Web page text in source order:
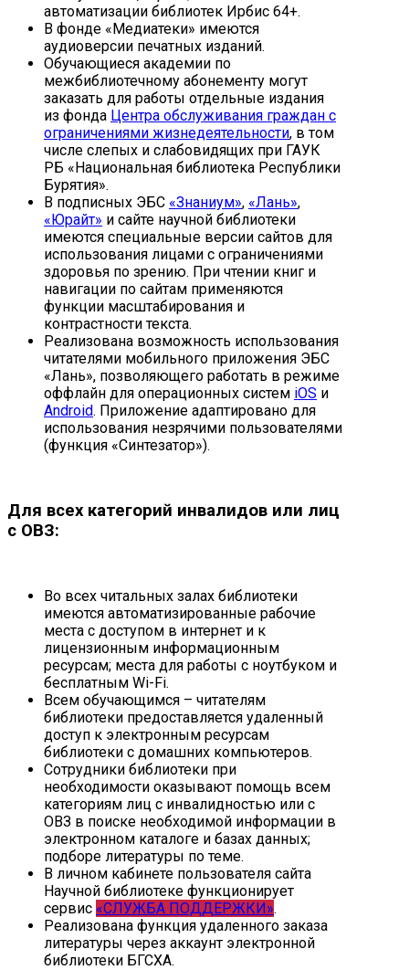
автоматизации библиотек Ирбис 64+.
В фонде «Медиатеки» имеются
аудиоверсии печатных изданий.
Обучающиеся академии по
межбиблиотечному абонементу могут
заказать для работы отдельные издания
из фонда Центра обслуживания граждан с
ограничениями жизнедеятельности, в том
числе слепых и слабовидящих при ГАУК
РБ «Национальная библиотека Республики
Бурятия».
В подписных ЭБС «Знаниум», «Лань»,
«Юрайт» и сайте научной библиотеки
имеются специальные версии сайтов для
использования лицами с ограничениями
здоровья по зрению. При чтении книг и
навигации по сайтам применяются
функции масштабирования и
контрастности текста.
Реализована возможность использования
читателями мобильного приложения ЭБС
«Лань», позволяющего работать в режиме
оффлайн для операционных систем iOS и
Android. Приложение адаптировано для
использования незрячими пользователями
(функция «Синтезатор»).
Для всех категорий инвалидов или лиц
с ОВЗ:
Во всех читальных залах библиотеки
имеются автоматизированные рабочие
места с доступом в интернет и к
лицензионным информационным
ресурсам; места для работы с ноутбуком и
бесплатным Wi-Fi.
Всем обучающимся – читателям
библиотеки предоставляется удаленный
доступ к электронным ресурсам
библиотеки с домашних компьютеров.
Сотрудники библиотеки при
необходимости оказывают помощь всем
категориям лиц с инвалидностью или с
ОВЗ в поиске необходимой информации в
электронном каталоге и базах данных;
подборе литературы по теме.
В личном кабинете пользователя сайта
Научной библиотеке функционирует
сервис «СЛУЖБА ПОДДЕРЖКИ».
Реализована функция удаленного заказа
литературы через аккаунт электронной
библиотеки БГСХА.